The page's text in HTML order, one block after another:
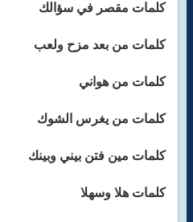
كلمات مقصر في سؤالك
كلمات من بعد مزح ولعب
كلمات من هواني
كلمات من يغرس الشوك
كلمات مين فتن بيني وبينك
كلمات هلا وسهلا